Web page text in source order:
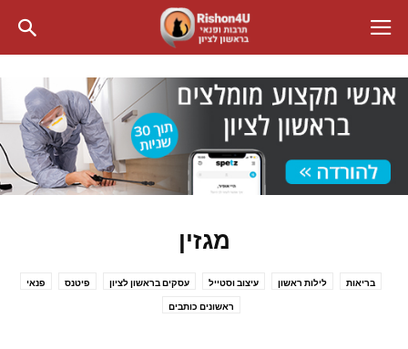
מגזין
בריאות לילות ראשון עיצוב וסטייל עסקים בראשון לציון פיטנס פנאי
ראשונים כותבים